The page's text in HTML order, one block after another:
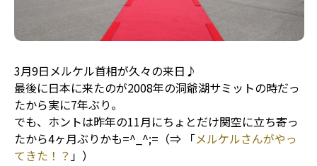
3月9日メルケル首相が久々の来日♪
最後に日本に来たのが2008年の洞爺湖サミットの時だっ
たから実に7年ぶり。
でも、ホントは昨年の11月にちょとだけ関空に立ち寄っ
たから4ヶ月ぶりかも=^_^;=（⇒ 「メルケルさんがやっ
てきた！？」）